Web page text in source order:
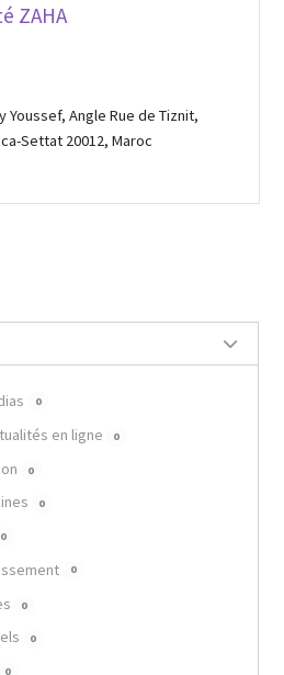
ZAHA
Youssef, Angle Rue de Tiznit,
Settat 20012, Maroc
0
en ligne 0
0
0
0
0
0
0
0